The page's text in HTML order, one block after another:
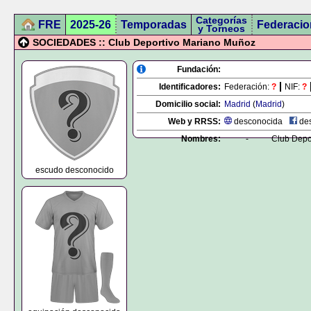
FRE 2025-26 Temporadas Categorías
y Torneos
SOCIEDADES :: Club Deportivo Mariano Muñoz
escudo desconocido
Fundación:
Identificadores: Federación: ? NIF: ?
Domicilio social: Madrid (Madrid)
Web y RRSS:
desconocida
Nombres:
- Club